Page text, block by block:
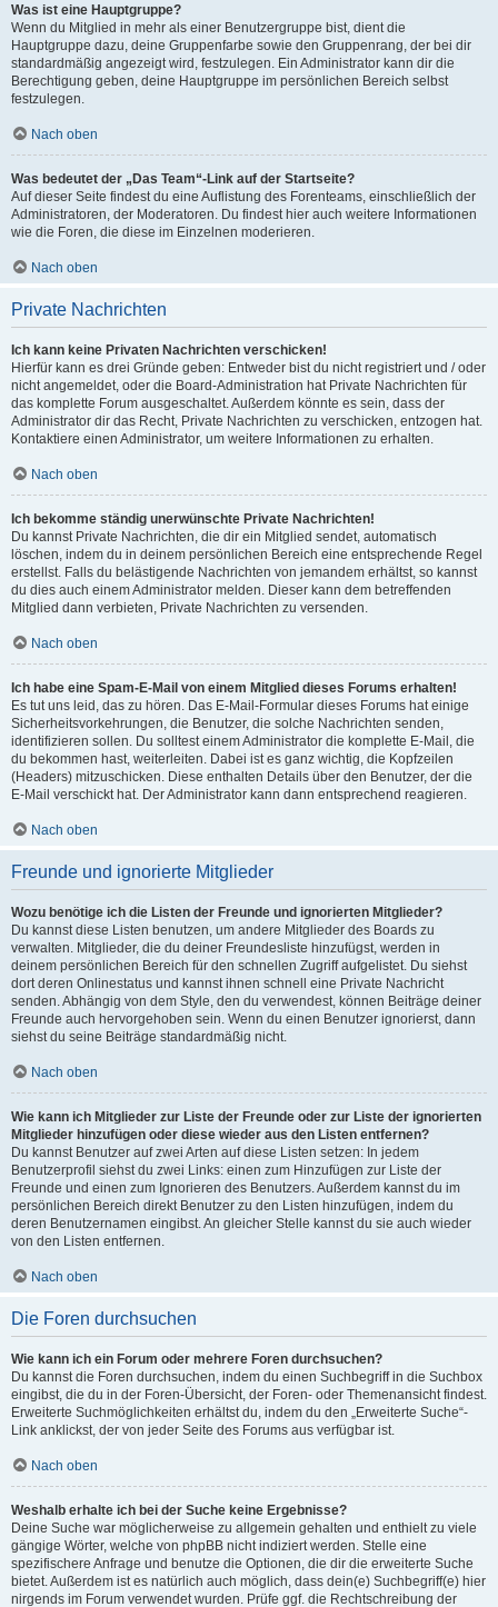
Was ist eine Hauptgruppe?
Wenn du Mitglied in mehr als einer Benutzergruppe bist, dient die
Hauptgruppe dazu, deine Gruppenfarbe sowie den Gruppenrang, der bei dir
standardmäßig angezeigt wird, festzulegen. Ein Administrator kann dir die
Berechtigung geben, deine Hauptgruppe im persönlichen Bereich selbst
festzulegen.
Nach oben
Was bedeutet der „Das Team“-Link auf der Startseite?
Auf dieser Seite findest du eine Auflistung des Forenteams, einschließlich der
Administratoren, der Moderatoren. Du findest hier auch weitere Informationen
wie die Foren, die diese im Einzelnen moderieren.
Nach oben
Private Nachrichten
Ich kann keine Privaten Nachrichten verschicken!
Hierfür kann es drei Gründe geben: Entweder bist du nicht registriert und / oder
nicht angemeldet, oder die Board-Administration hat Private Nachrichten für
das komplette Forum ausgeschaltet. Außerdem könnte es sein, dass der
Administrator dir das Recht, Private Nachrichten zu verschicken, entzogen hat.
Kontaktiere einen Administrator, um weitere Informationen zu erhalten.
Nach oben
Ich bekomme ständig unerwünschte Private Nachrichten!
Du kannst Private Nachrichten, die dir ein Mitglied sendet, automatisch
löschen, indem du in deinem persönlichen Bereich eine entsprechende Regel
erstellst. Falls du belästigende Nachrichten von jemandem erhältst, so kannst
du dies auch einem Administrator melden. Dieser kann dem betreffenden
Mitglied dann verbieten, Private Nachrichten zu versenden.
Nach oben
Ich habe eine Spam-E-Mail von einem Mitglied dieses Forums erhalten!
Es tut uns leid, das zu hören. Das E-Mail-Formular dieses Forums hat einige
Sicherheitsvorkehrungen, die Benutzer, die solche Nachrichten senden,
identifizieren sollen. Du solltest einem Administrator die komplette E-Mail, die
du bekommen hast, weiterleiten. Dabei ist es ganz wichtig, die Kopfzeilen
(Headers) mitzuschicken. Diese enthalten Details über den Benutzer, der die
E-Mail verschickt hat. Der Administrator kann dann entsprechend reagieren.
Nach oben
Freunde und ignorierte Mitglieder
Wozu benötige ich die Listen der Freunde und ignorierten Mitglieder?
Du kannst diese Listen benutzen, um andere Mitglieder des Boards zu
verwalten. Mitglieder, die du deiner Freundesliste hinzufügst, werden in
deinem persönlichen Bereich für den schnellen Zugriff aufgelistet. Du siehst
dort deren Onlinestatus und kannst ihnen schnell eine Private Nachricht
senden. Abhängig von dem Style, den du verwendest, können Beiträge deiner
Freunde auch hervorgehoben sein. Wenn du einen Benutzer ignorierst, dann
siehst du seine Beiträge standardmäßig nicht.
Nach oben
Wie kann ich Mitglieder zur Liste der Freunde oder zur Liste der ignorierten
Mitglieder hinzufügen oder diese wieder aus den Listen entfernen?
Du kannst Benutzer auf zwei Arten auf diese Listen setzen: In jedem
Benutzerprofil siehst du zwei Links: einen zum Hinzufügen zur Liste der
Freunde und einen zum Ignorieren des Benutzers. Außerdem kannst du im
persönlichen Bereich direkt Benutzer zu den Listen hinzufügen, indem du
deren Benutzernamen eingibst. An gleicher Stelle kannst du sie auch wieder
von den Listen entfernen.
Nach oben
Die Foren durchsuchen
Wie kann ich ein Forum oder mehrere Foren durchsuchen?
Du kannst die Foren durchsuchen, indem du einen Suchbegriff in die Suchbox
eingibst, die du in der Foren-Übersicht, der Foren- oder Themenansicht findest.
Erweiterte Suchmöglichkeiten erhältst du, indem du den „Erweiterte Suche“-
Link anklickst, der von jeder Seite des Forums aus verfügbar ist.
Nach oben
Weshalb erhalte ich bei der Suche keine Ergebnisse?
Deine Suche war möglicherweise zu allgemein gehalten und enthielt zu viele
gängige Wörter, welche von phpBB nicht indiziert werden. Stelle eine
spezifischere Anfrage und benutze die Optionen, die dir die erweiterte Suche
bietet. Außerdem ist es natürlich auch möglich, dass dein(e) Suchbegriff(e) hier
nirgends im Forum verwendet wurden. Prüfe ggf. die Rechtschreibung der